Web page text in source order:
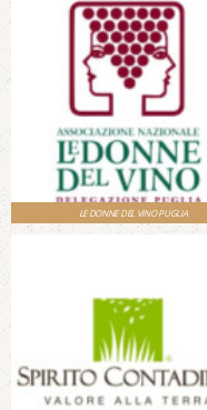
LE DONNE DEL VINO PUGLIA